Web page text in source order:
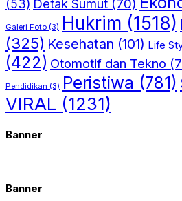
(53) Detak Sumut (70)
Galeri Foto (3) Hukrim (1518)
(325) Kesehatan (101) Life
(422) Otomotif dan Tekno
Pendidikan (3) Peristiwa (781)
VIRAL (1231)
Banner
Banner